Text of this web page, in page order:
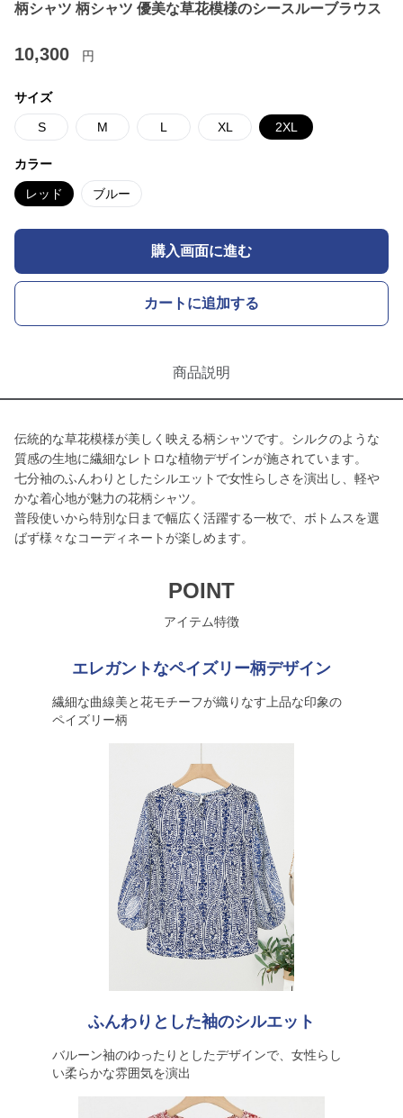
柄シャツ 柄シャツ 優美な草花模様のシースルーブラウス
10,300 円
サイズ
S M L XL 2XL
カラー
レッド ブルー
購入画面に進む
カートに追加する
商品説明
伝統的な草花模様が美しく映える柄シャツです。シルクのような
質感の生地に繊細なレトロな植物デザインが施されています。
七分袖のふんわりとしたシルエットで女性らしさを演出し、軽や
かな着心地が魅力の花柄シャツ。
普段使いから特別な日まで幅広く活躍する一枚で、ボトムスを選
ばず様々なコーディネートが楽しめます。
POINT
アイテム特徴
エレガントなペイズリー柄デザイン
繊細な曲線美と花モチーフが織りなす上品な印象の
ペイズリー柄
ふんわりとした袖のシルエット
バルーン袖のゆったりとしたデザインで、女性らし
い柔らかな雰囲気を演出